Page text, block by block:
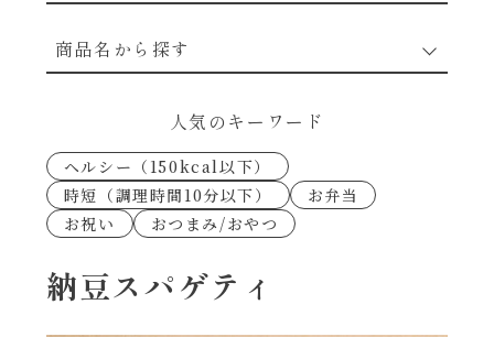
穀物類のレシピ
なんでも南蛮
考えるな、二代目で炒めろ！～○○の炒め物
商品名から探す
あえるハコネーゼトマトバジル
あえるハコネーゼ高菜
あえるハコネーゼミートソース
人気のキーワード
ヘルシー（150kcal以下）
時短（調理時間10分以下）
お弁当
お祝い
おつまみ/おやつ
納豆スパゲティ